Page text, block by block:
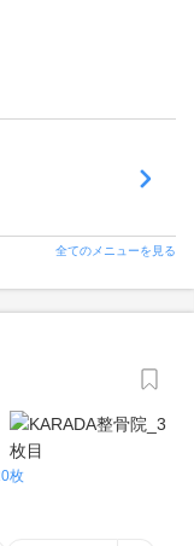
全てのメニューを見る
枚